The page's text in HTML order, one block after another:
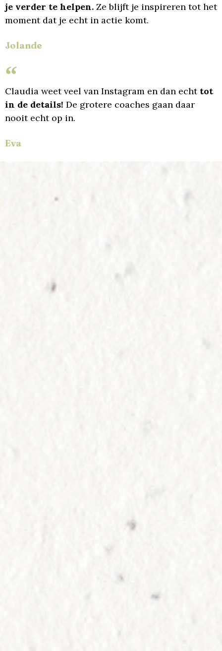
je verder te helpen. Ze blijft je inspireren tot het
moment dat je echt in actie komt.
Jolande
Claudia weet veel van Instagram en dan echt tot
in de details! De grotere coaches gaan daar
nooit echt op in.
Eva